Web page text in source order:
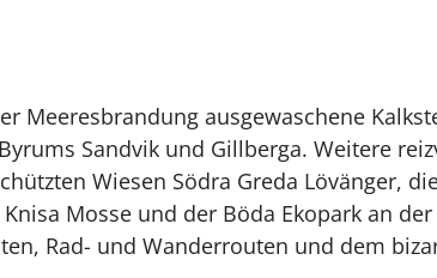
Meeresbrandung ausgewaschene
Sandvik und Gillberga. Weitere
Wiesen Södra Greda Lövänger,
Mosse und der Böda Ekopark an
Rad- und Wanderrouten und dem